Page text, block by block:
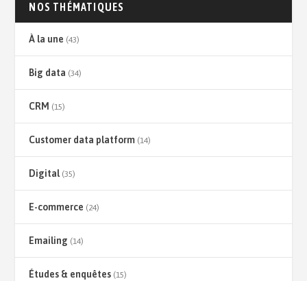
NOS THÉMATIQUES
À la une (43)
Big data (34)
CRM (15)
Customer data platform (14)
Digital(35)
E-commerce (24)
Emailing (14)
Études & enquêtes (15)